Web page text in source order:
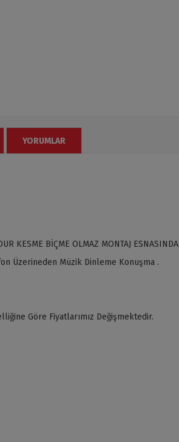
YORUMLAR
KESME BİÇME OLMAZ MONTAJ ESNASINDA
Üzerineden Müzik Dinleme Konuşma .
Göre Fiyatlarımız Değişmektedir.